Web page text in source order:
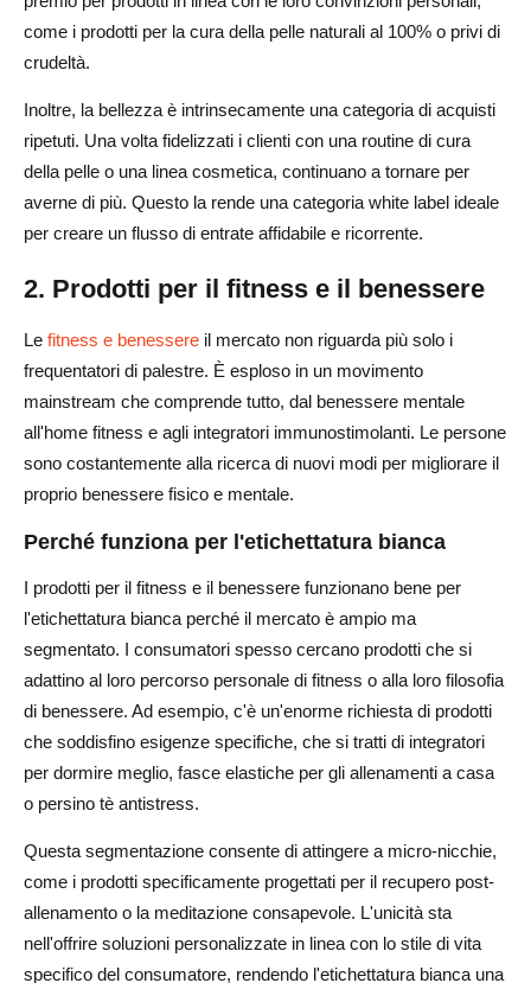
come i prodotti per la cura della pelle naturali al 100% o privi di
crudeltà.
Inoltre, la bellezza è intrinsecamente una categoria di acquisti
ripetuti. Una volta fidelizzati i clienti con una routine di cura
della pelle o una linea cosmetica, continuano a tornare per
averne di più. Questo la rende una categoria white label ideale
per creare un flusso di entrate affidabile e ricorrente.
2. Prodotti per il fitness e il benessere
Le fitness e benessere il mercato non riguarda più solo i
frequentatori di palestre. È esploso in un movimento
mainstream che comprende tutto, dal benessere mentale
all'home fitness e agli integratori immunostimolanti. Le persone
sono costantemente alla ricerca di nuovi modi per migliorare il
proprio benessere fisico e mentale.
Perché funziona per l'etichettatura bianca
I prodotti per il fitness e il benessere funzionano bene per
l'etichettatura bianca perché il mercato è ampio ma
segmentato. I consumatori spesso cercano prodotti che si
adattino al loro percorso personale di fitness o alla loro filosofia
di benessere. Ad esempio, c'è un'enorme richiesta di prodotti
che soddisfino esigenze specifiche, che si tratti di integratori
per dormire meglio, fasce elastiche per gli allenamenti a casa
o persino tè antistress.
Questa segmentazione consente di attingere a micro-nicchie,
come i prodotti specificamente progettati per il recupero post-
allenamento o la meditazione consapevole. L'unicità sta
nell'offrire soluzioni personalizzate in linea con lo stile di vita
specifico del consumatore, rendendo l'etichettatura bianca una